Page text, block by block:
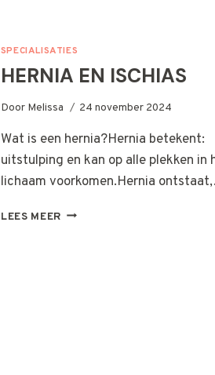
SPECIALISATIES
HERNIA EN ISCHIAS
Door Melissa 24 november 2024
Wat is een hernia?Hernia betekent:
uitstulping en kan op alle plekken in
lichaam voorkomen.Hernia
LEES MEERHERNIA